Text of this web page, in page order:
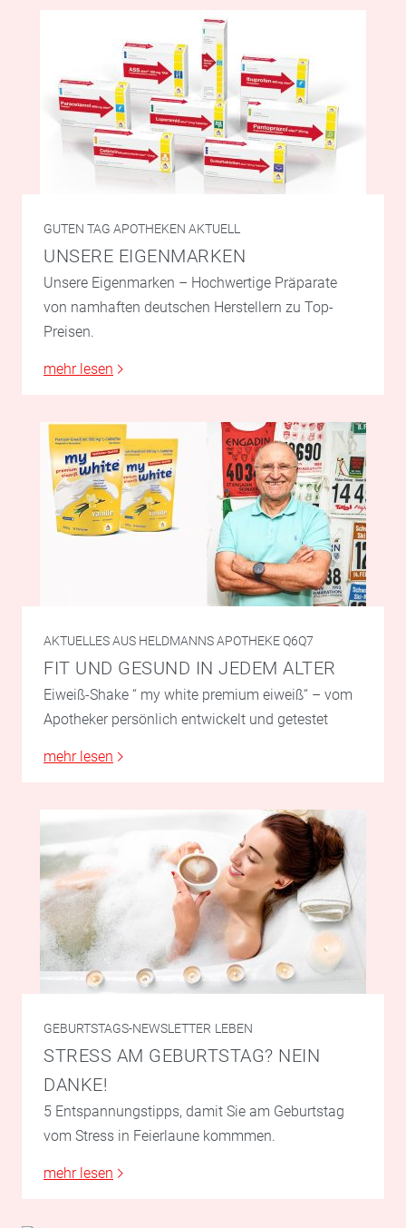
GUTEN TAG APOTHEKEN AKTUELL
UNSERE EIGENMARKEN
Unsere Eigenmarken – Hochwertige Präparate
von namhaften deutschen Herstellern zu Top-
Preisen.
mehr lesen
AKTUELLES AUS HELDMANNS APOTHEKE Q6Q7
FIT UND GESUND IN JEDEM ALTER
Eiweiß-Shake “ my white premium eiweiß“ – vom
Apotheker persönlich entwickelt und getestet
mehr lesen
GEBURTSTAGS-NEWSLETTER LEBEN
STRESS AM GEBURTSTAG? NEIN
DANKE!
5 Entspannungstipps, damit Sie am Geburtstag
vom Stress in Feierlaune kommmen.
mehr lesen